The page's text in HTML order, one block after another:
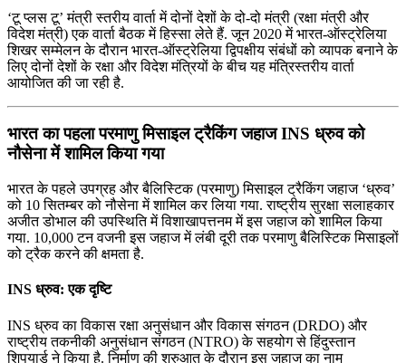
‘टू प्‍लस टू’ मंत्री स्‍तरीय वार्ता में दोनों देशों के दो-दो मंत्री (रक्षा मंत्री और
विदेश मंत्री) एक वार्ता बैठक में हिस्सा लेते हैं. जून 2020 में भारत-ऑस्ट्रेलिया
शिखर सम्मेलन के दौरान भारत-ऑस्ट्रेलिया द्विपक्षीय संबंधों को व्यापक बनाने के
लिए दोनों देशों के रक्षा और विदेश मंत्रियों के बीच यह मंत्रिस्‍तरीय वार्ता
आयोजित की जा रही है.
भारत का पहला परमाणु मिसाइल ट्रैकिंग जहाज INS ध्रुव को
नौसेना में शामिल किया गया
भारत के पहले उपग्रह और बैलिस्टिक (परमाणु) मिसाइल ट्रैकिंग जहाज ‘ध्रुव’
को 10 सितम्बर को नौसेना में शामिल कर लिया गया. राष्ट्रीय सुरक्षा सलाहकार
अजीत डोभाल की उपस्थिति में विशाखापत्तनम में इस जहाज को शामिल किया
गया. 10,000 टन वजनी इस जहाज में लंबी दूरी तक परमाणु बैलिस्टिक मिसाइलों
को ट्रैक करने की क्षमता है.
INS ध्रुव: एक दृष्टि
INS ध्रुव का विकास रक्षा अनुसंधान और विकास संगठन (DRDO) और
राष्ट्रीय तकनीकी अनुसंधान संगठन (NTRO) के सहयोग से हिंदुस्तान
शिपयार्ड ने किया है. निर्माण की शुरुआत के दौरान इस जहाज का नाम